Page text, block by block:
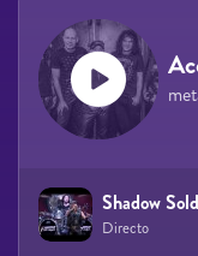
Shadow
Directo